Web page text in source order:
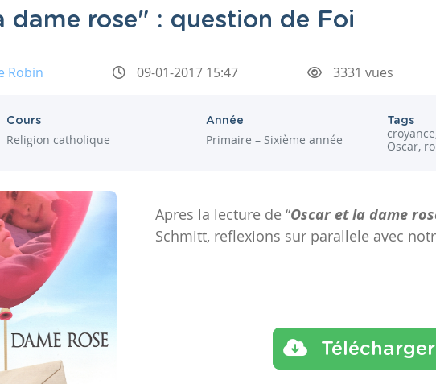
dame rose" : question de Foi
Robin 09-01-2017 15:47 3331 vues
Cours
Religion catholique
Année
Primaire – Sixième année
Tags
Oscar,
Apres la lecture de “Oscar et la dame
Schmitt, reflexions sur parallele avec
Télécharger